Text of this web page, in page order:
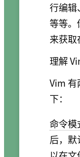
行编辑
等等。
来获取
理解
Vim 有
下：
命令模
后，